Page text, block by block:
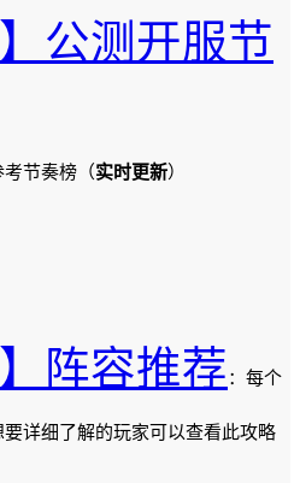
公测开服节
节奏榜（实时更新）
阵容推荐 ：每个
详细了解的玩家可以查看此攻略